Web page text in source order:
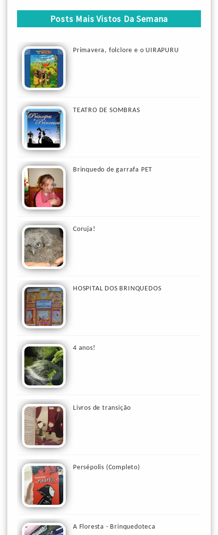
Posts Mais Vistos Da Semana
Primavera, folclore e o UIRAPURU
TEATRO DE SOMBRAS
Brinquedo de garrafa PET
Coruja!
HOSPITAL DOS BRINQUEDOS
4 anos!
Livros de transição
Persépolis (Completo)
A Floresta - Brinquedoteca